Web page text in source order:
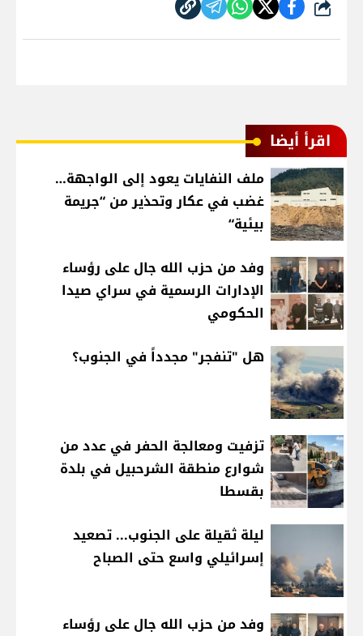
شارك
اقرأ أيضا
ملف النفايات يعود إلى الواجهة…
غضب في عكار وتحذير من “جريمة
بيئية“
وفد من حزب الله جال على رؤساء
الإدارات الرسمية في سراي صيدا
الحكومي
هل "تنفجر" مجدداً في الجنوب؟
تزفيت ومعالجة الحفر في عدد من
شوارع منطقة الشرحبيل في بلدة
بقسطا
ليلة ثقيلة على الجنوب... تصعيد
إسرائيلي واسع حتى الصباح
وفد من حزب الله جال على رؤساء